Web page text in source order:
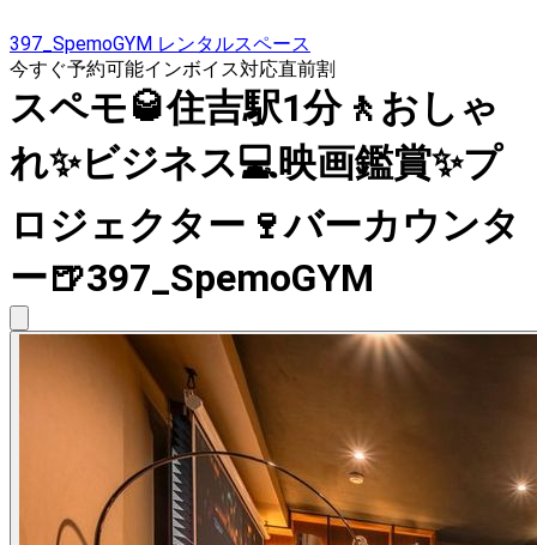
397_SpemoGYM レンタルスペース
今すぐ予約可能インボイス対応直前割
スペモ🥃住吉駅1分🚶おしゃ
れ✨️ビジネス💻️映画鑑賞✨プ
ロジェクター🍷バーカウンタ
ー🍺397_SpemoGYM